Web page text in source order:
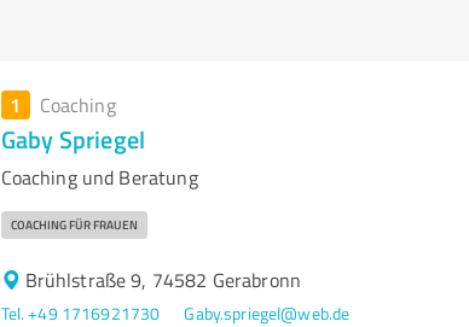
1 Coaching
Gaby Spriegel
Coaching und Beratung
COACHING FÜR FRAUEN
Brühlstraße 9, 74582 Gerabronn
Tel. +49 1716921730 Gaby.spriegel@web.de